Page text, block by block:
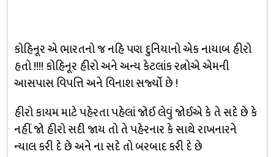
કોહિનૂર એ ભારતનો જ નહિ પણ દુનિયાનો એક નાયાબ હીરો
હતો !!!! કોહિનૂર હીરો અને અન્ય કેટલાંક રત્નોએ એમની
આસપાસ વિપત્તિ અને વિનાશ સર્જ્યો છે !
હીરો કાયમ માટે પહેરતા પહેલાં જોઈ લેવું જોઈએ કે તે સદે છે કે
નહીં. જો હીરો સદી જાય તો તે પહેરનાર કે સાથે રાખનારને
ન્યાલ કરી દે છે અને ના સદે તો બરબાદ કરી દે છે